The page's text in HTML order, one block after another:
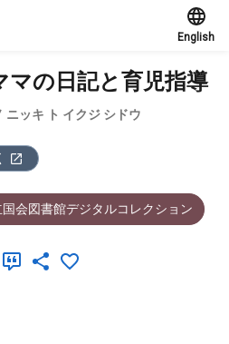
English
マの日記と育児指導
ニッキ ト イクジ シドウ
国会図書館デジタルコレクション